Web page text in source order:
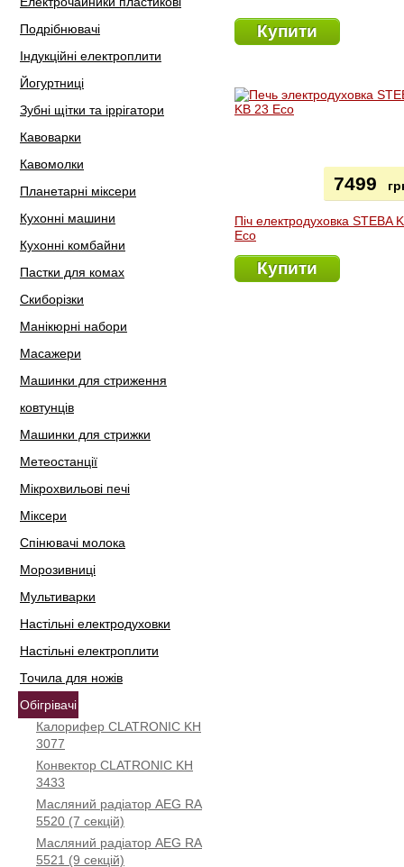
Подрібнювачі
Індукційні електроплити
Йогуртниці
Зубні щітки та іррігатори
Кавоварки
Кавомолки
Планетарні міксери
Кухонні машини
Кухонні комбайни
Пастки для комах
Скиборізки
Манікюрні набори
Масажери
Машинки для стриження
ковтунців
Машинки для стрижки
Метеостанції
Мікрохвильові печі
Міксери
Спінювачі молока
Морозивниці
Мультиварки
Настільні електродуховки
Настільні електроплити
Точила для ножів
Обігрівачі
Калорифер CLATRONIC KH
3077
Конвектор CLATRONIC KH
3433
Масляний радіатор AEG RA
5520 (7 секцій)
Масляний радіатор AEG RA
5521 (9 секцій)
Купити
Піч електродуховка STEBA
Eco
7499
Купити